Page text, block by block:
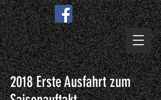
2018 Erste Ausfahrt zum